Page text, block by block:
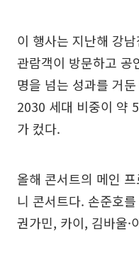
이 행사는 지난해 강
관람객이 방문하고 공
명을 넘는 성과를 거
2030 세대 비중이 약
가 컸다.
올해 콘서트의 메인
니 콘서트다. 손준호
권가민, 카이, 김바울·